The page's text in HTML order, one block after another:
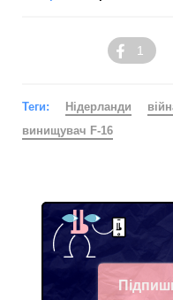
1
Теги: Нідерланди
винищувач F-16